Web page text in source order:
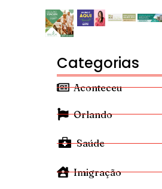
Categorias
Aconteceu
Orlando
Saúde
Imigração